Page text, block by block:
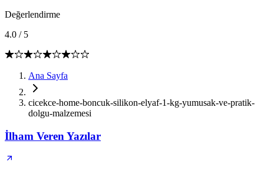
Değerlendirme
4.0 / 5
Ana Sayfa
cicekce-home-boncuk-silikon-elyaf-1-kg-yumusak-ve-pratik-
dolgu-malzemesi
İlham Veren Yazılar